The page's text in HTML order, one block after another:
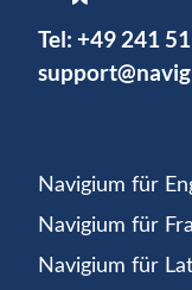
Tel: +49 241
Navigium für
Navigium für
Navigium für